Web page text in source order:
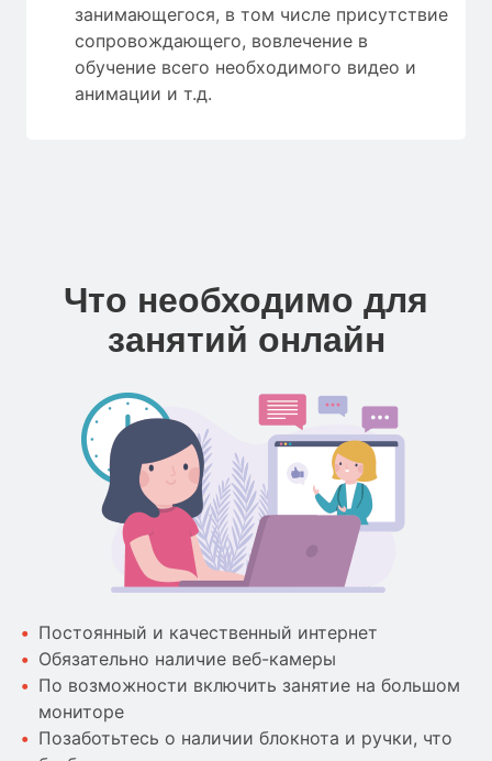
занимающегося, в том числе присутствие
сопровождающего, вовлечение в
обучение всего необходимого видео и
анимации и т.д.
Что необходимо для
занятий онлайн
Постоянный и качественный интернет
Обязательно наличие веб-камеры
По возможности включить занятие на большом
мониторе
Позаботьтесь о наличии блокнота и ручки, что